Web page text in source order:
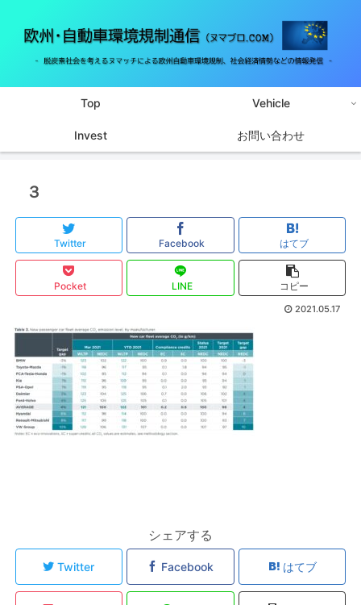
Top Vehicle
Invest お問い合わせ
３
Twitter Facebook はてブ
Pocket LINE コピー
2021.05.17
シェアする
Twitter Facebook はてブ